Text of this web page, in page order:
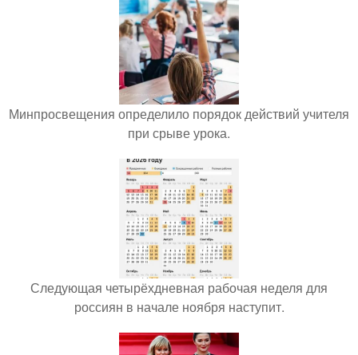
Минпросвещения определило порядок действий учителя
при срыве урока.
Следующая четырёхдневная рабочая неделя для
россиян в начале ноября наступит.